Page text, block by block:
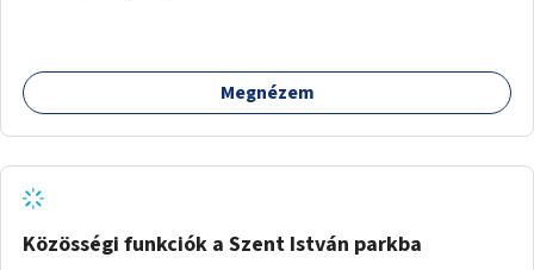
Megnézem
Közösségi funkciók a Szent István parkba